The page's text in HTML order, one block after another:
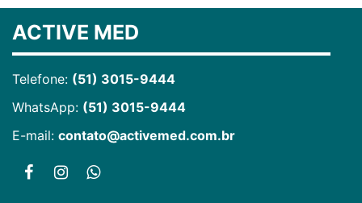
ACTIVE MED
Telefone: (51) 3015-9444
WhatsApp: (51) 3015-9444
E-mail: contato@activemed.com.br